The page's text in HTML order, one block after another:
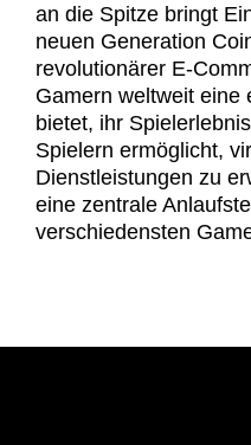
an die Spitze bringt
neuen Generation
revolutionärer E-
Gamern weltweit eine
bietet, ihr
Spielern ermöglicht,
Dienstleistungen zu
eine zentrale
verschiedensten